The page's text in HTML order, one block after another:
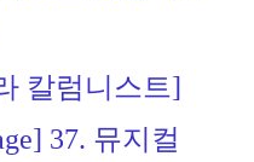
칼럼니스트]
37. 뮤지컬